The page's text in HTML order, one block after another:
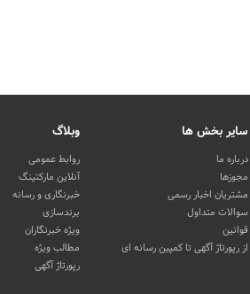
سایر بخش ها
درباره ما
مجوزها
مشتریان اخبار رسمی
سوالات متداول
قوانین
از رپورتاژ آگهی تا کمپین رسانه ای
وبلاگ
روابط عمومی
آنلاین مارکتینگ
خبرنگاری و رسانه
برندسازی
ویژه خبرنگاران
مطالب ویژه
رپورتاژ آگهی